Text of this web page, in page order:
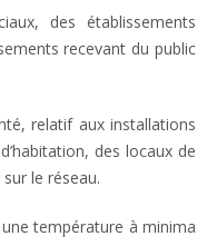
des établissements
recevant du public
relatif aux installations
des locaux de
le réseau.
température à minima